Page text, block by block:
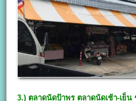
3.) ตลาดนัดป้าพร ตลาดนัดเช้า-เย็